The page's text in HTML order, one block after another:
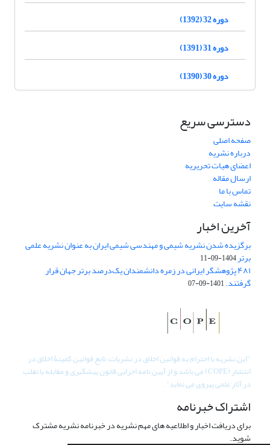
دوره 32 (1392)
دوره 31 (1391)
دوره 30 (1390)
دسترسی سریع
صفحه اصلی
درباره نشریه
اعضای هیات تحریریه
ارسال مقاله
تماس با ما
نقشه سایت
آخرین اخبار
برگزیده شدن نشریه شیمی و مهندسی شیمی ایران به عنوان نشریه علمی
برتر1404-09-11
۴۸۱ پژوهشگر ایرانی در زمره دانشمندان یک‌درصد برتر جهان قرار
گرفتند.1401-09-07
"این نشریه با احترام به قوانین اخلاق در نشریات، تابع قوانین کمیتۀ اخلاق در
انتشار (COPE) می باشد و از آیین نامه اجرایی قانون پیشگیری و مقابله با تقلب
در آثار علمی پیروی می نماید".
اشتراک خبرنامه
برای دریافت اخبار و اطلاعیه های مهم نشریه در خبرنامه نشریه مشترک
شوید.